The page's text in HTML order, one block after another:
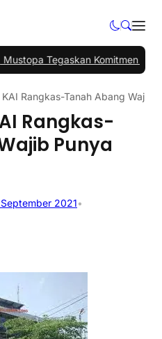
Tegaskan Komitmen PKS
Rangkas-Tanah Abang Wajib
Rangkas-
Punya
September 2021•